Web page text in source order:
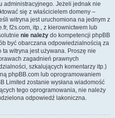
administracyjnego. Jeżeli jednak nie
się z właścicielem domeny –
witryna jest uruchomiona na jednym z
f2s.com, itp., z kierownictwem lub
nie należy do kompetencji phpBB
być obarczana odpowiedzialnością za
witryna jest używana. Proszę nie
zagadnień prawnych
szkalujących komentarzy itp.)
phpBB.com lub oprogramowaniem
Limited zostanie wysłana wiadomość
tego oprogramowania, nie należy
odpowiedź lakoniczna.